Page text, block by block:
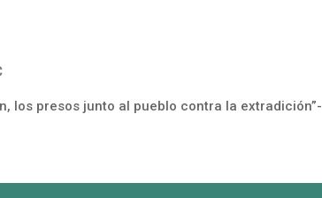
los presos junto al pueblo contra la extradición”-